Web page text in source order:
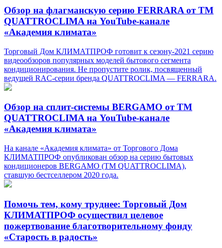
Обзор на флагманскую серию FERRARA от TM
QUATTROCLIMA на YouTube-канале
«Академия климата»
Торговый Дом КЛИМАТПРОФ готовит к сезону-2021 серию
видеообзоров популярных моделей бытового сегмента
кондиционирования. Не пропустите ролик, посвященный
ведущей RAC-серии бренда QUATTROCLIMA — FERRARA.
Обзор на сплит-системы BERGAMO от TM
QUATTROCLIMA на YouTube-канале
«Академия климата»
На канале «Академия климата» от Торгового Дома
КЛИМАТПРОФ опубликован обзор на серию бытовых
кондиционеров BERGAMO (TM QUATTROCLIMA),
ставшую бестселлером 2020 года.
Помочь тем, кому труднее: Торговый Дом
КЛИМАТПРОФ осуществил целевое
пожертвование благотворительному фонду
«Старость в радость»